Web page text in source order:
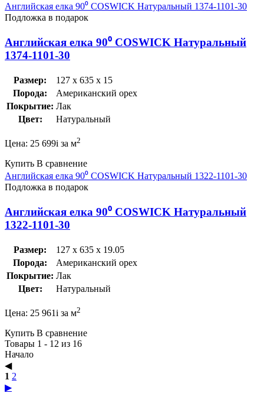
Английская елка 90⁰ COSWICK Натуральный 1374-1101-30
Подложка в подарок
Английская елка 90⁰ COSWICK Натуральный
1374-1101-30
Размер:
127 x 635 x 15
Порода:
Американский орех
Покрытие: Лак
Цвет:
Натуральный
Цена: 25 699i за м2
Купить В сравнение
Английская елка 90⁰ COSWICK Натуральный 1322-1101-30
Подложка в подарок
Английская елка 90⁰ COSWICK Натуральный
1322-1101-30
Размер:
127 x 635 x 19.05
Порода:
Американский орех
Покрытие: Лак
Цвет:
Натуральный
Цена: 25 961i за м2
Купить В сравнение
Товары 1 - 12 из 16
Начало
◀︎
1 2
▶︎